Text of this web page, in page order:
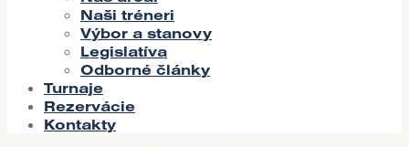
Naši tréneri
Výbor a stanovy
Legislatíva
Odborné články
Turnaje
Rezervácie
Kontakty